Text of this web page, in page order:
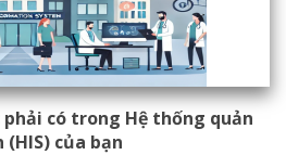
có trong Hệ thống quản
của bạn